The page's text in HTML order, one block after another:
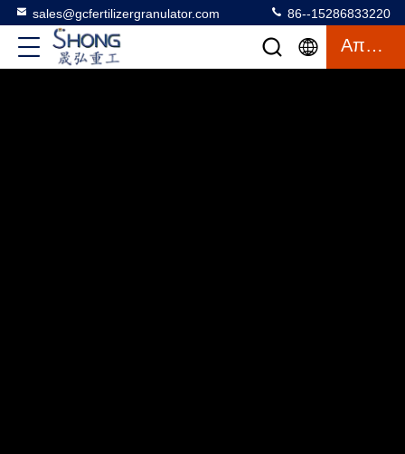
sales@gcfertilizergranulator.com 86--15286833220
Απόσπασμα